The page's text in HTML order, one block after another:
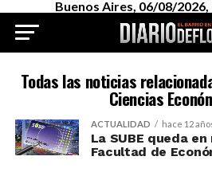
Buenos Aires, 06/08/2026,
Todas las noticias
Ciencias
ACTUALIDAD hace 12
La SUBE queda
Facultad de